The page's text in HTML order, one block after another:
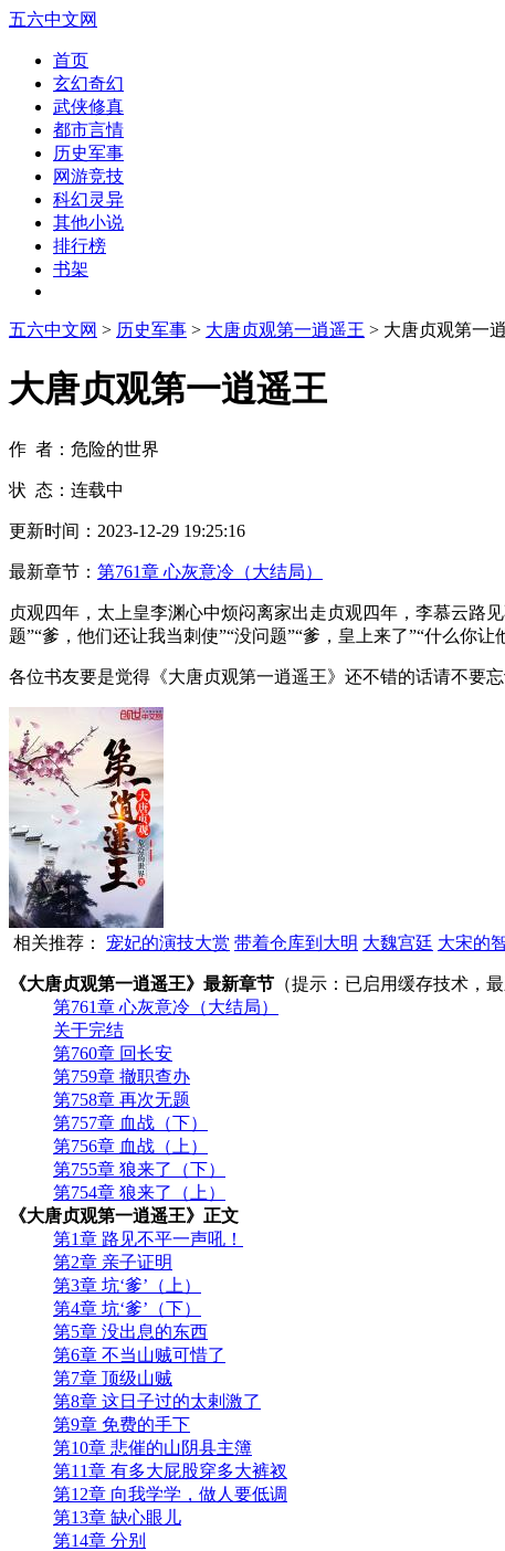
五六中文网
首页
玄幻奇幻
武侠修真
都市言情
历史军事
网游竞技
科幻灵异
其他小说
排行榜
书架
五六中文网 > 历史军事 > 大唐贞观第一逍遥王 > 大唐贞观第一
大唐贞观第一逍遥王
作 者：危险的世界
状 态：连载中
更新时间：2023-12-29 19:25:16
最新章节： 第761章 心灰意冷（大结局）
贞观四年，太上皇李渊心中烦闷离家出走贞观四年，李慕云路
题”“爹，他们还让我当刺使”“没问题”“爹，皇上来了”“什么你
各位书友要是觉得《大唐贞观第一逍遥王》还不错的话请不要
相关推荐： 宠妃的演技大赏 带着仓库到大明 大魏宫廷 大宋的
《大唐贞观第一逍遥王》最新章节 （提示：已启用缓存技术，
第761章 心灰意冷（大结局）
关于完结
第760章 回长安
第759章 撤职查办
第758章 再次无题
第757章 血战（下）
第756章 血战（上）
第755章 狼来了（下）
第754章 狼来了（上）
《大唐贞观第一逍遥王》正文
第1章 路见不平一声吼！
第2章 亲子证明
第3章 坑‘爹’（上）
第4章 坑‘爹’（下）
第5章 没出息的东西
第6章 不当山贼可惜了
第7章 顶级山贼
第8章 这日子过的太剌激了
第9章 免费的手下
第10章 悲催的山阴县主簿
第11章 有多大屁股穿多大裤衩
第12章 向我学学，做人要低调
第13章 缺心眼儿
第14章 分别